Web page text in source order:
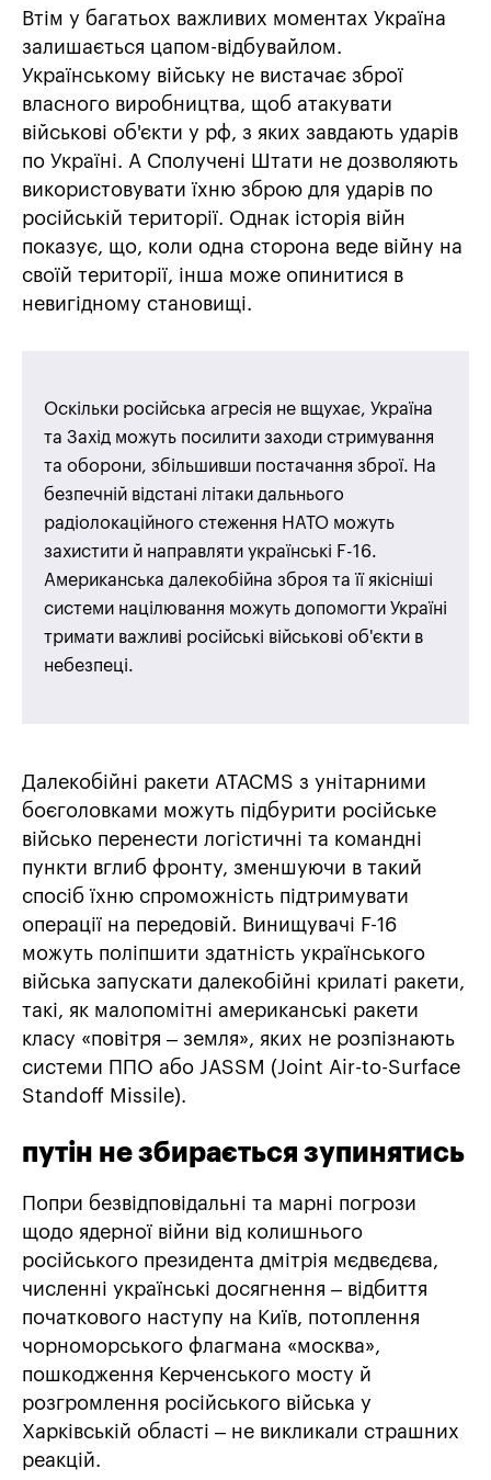
Втім у багатьох важливих моментах Україна
залишається цапом-відбувайлом.
Українському війську не вистачає зброї
власного виробництва, щоб атакувати
військові об'єкти у рф, з яких завдають ударів
по Україні. А Сполучені Штати не дозволяють
використовувати їхню зброю для ударів по
російській території. Однак історія війн
показує, що, коли одна сторона веде війну на
своїй території, інша може опинитися в
невигідному становищі.
Оскільки російська агресія не вщухає, Україна
та Захід можуть посилити заходи стримування
та оборони, збільшивши постачання зброї. На
безпечній відстані літаки дальнього
радіолокаційного стеження НАТО можуть
захистити й направляти українські F-16.
Американська далекобійна зброя та її якісніші
системи націлювання можуть допомогти Україні
тримати важливі російські військові об'єкти в
небезпеці.
Далекобійні ракети ATACMS з унітарними
боєголовками можуть підбурити російське
військо перенести логістичні та командні
пункти вглиб фронту, зменшуючи в такий
спосіб їхню спроможність підтримувати
операції на передовій. Винищувачі F-16
можуть поліпшити здатність українського
війська запускати далекобійні крилаті ракети,
такі, як малопомітні американські ракети
класу «повітря – земля», яких не розпізнають
системи ППО або JASSM (Joint Air-to-Surface
Standoff Missile).
путін не збирається зупинятись
Попри безвідповідальні та марні погрози
щодо ядерної війни від колишнього
російського президента дмітрія мєдвєдєва,
численні українські досягнення – відбиття
початкового наступу на Київ, потоплення
чорноморського флагмана «москва»,
пошкодження Керченського мосту й
розгромлення російського війська у
Харківській області – не викликали страшних
реакцій.